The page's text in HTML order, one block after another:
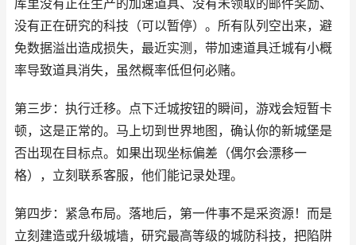
库里没有正在生产的加速道具、没有未领取的邮件奖励、
没有正在研究的科技（可以暂停）。所有队列空出来，避
免数据溢出造成损失，最近实测，带加速道具迁城有小概
率导致道具消失，虽然概率低但何必赌。
第三步：执行迁移。点下迁城按钮的瞬间，游戏会短暂卡
顿，这是正常的。马上切到世界地图，确认你的新城堡是
否出现在目标点。如果出现坐标偏差（偶尔会漂移一
格），立刻联系客服，他们能记录处理。
第四步：紧急布局。落地后，第一件事不是采资源！而是
立刻建造或升级城墙，研究最高等级的城防科技，把陷阱